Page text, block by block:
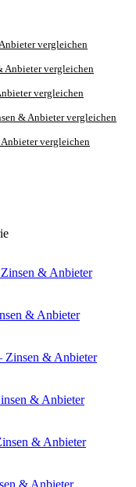
vergleichen
vergleichen
vergleichen
& Anbieter vergleichen
vergleichen
& Anbieter
& Anbieter
& Anbieter